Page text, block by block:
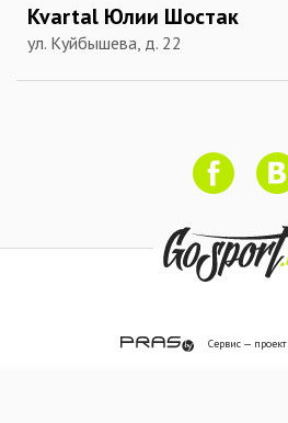
Kvartal Юлии Шостак
ул. Куйбышева, д. 22
Сервис — проект